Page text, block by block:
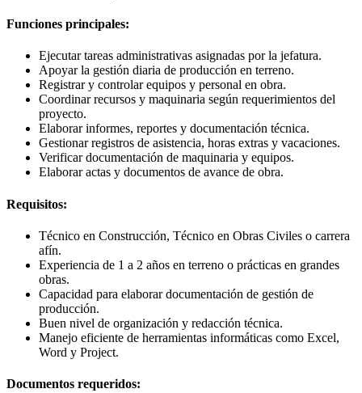
Funciones principales:
Ejecutar tareas administrativas asignadas por la jefatura.
Apoyar la gestión diaria de producción en terreno.
Registrar y controlar equipos y personal en obra.
Coordinar recursos y maquinaria según requerimientos del
proyecto.
Elaborar informes, reportes y documentación técnica.
Gestionar registros de asistencia, horas extras y vacaciones.
Verificar documentación de maquinaria y equipos.
Elaborar actas y documentos de avance de obra.
Requisitos:
Técnico en Construcción, Técnico en Obras Civiles o carrera
afín.
Experiencia de 1 a 2 años en terreno o prácticas en grandes
obras.
Capacidad para elaborar documentación de gestión de
producción.
Buen nivel de organización y redacción técnica.
Manejo eficiente de herramientas informáticas como Excel,
Word y Project.
Documentos requeridos: